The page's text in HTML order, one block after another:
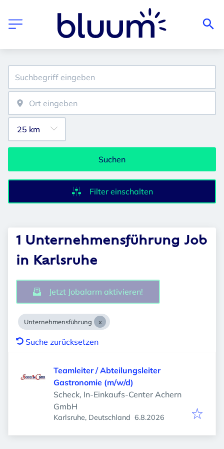
Suchen
Filter einschalten
1 Unternehmensführung Job
in Karlsruhe
Jetzt Jobalarm aktivieren!
Unternehmensführung
Suche zurücksetzen
Teamleiter / Abteilungsleiter
Gastronomie (m/w/d)
Scheck, In-Einkaufs-Center Achern
GmbH
Karlsruhe, Deutschland Veröffentlicht
6.8.2026